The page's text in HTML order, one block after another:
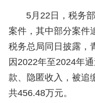
5月22日，税务部
案件，其中部分案件
税务总局同日披露，
因2022年至2024年
款、隐匿收入，被追
共456.48万元。